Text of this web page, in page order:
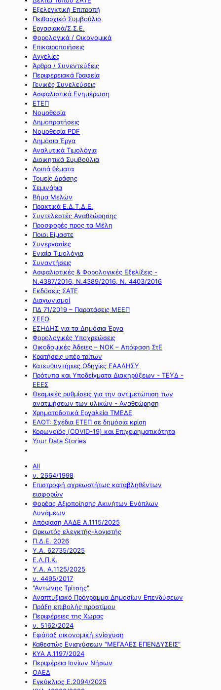
Εξελεγκτική Επιτροπή
Πειθαρχικό Συμβούλιο
Εργασιακά/Σ.Σ.Ε.
Φορολογικά / Οικονομικά
Επικαιροποιήσεις
Αγγελίες
Άρθρα / Συνεντεύξεις
Περιφερειακά Γραφεία
Γενικές Συνελεύσεις
Ασφαλιστικά Ενημέρωση
ΕΤΕΠ
Νομοθεσία
Δημοπρατήσεις
Νομοθεσία PDF
Δημόσια Έργα
Αναλυτικά Τιμολόγια
Διοικητικά Συμβούλια
Λοιπά θέματα
Τομείς Δράσης
Σεμινάρια
Βήμα Μελών
Πρακτικά Ε.Δ.Τ.Δ.Ε.
Συντελεστές Αναθεώρησης
Προσφορές προς τα Μέλη
Ποιοι Είμαστε
Συνεργασίες
Ενιαία Τιμολόγια
Συναντήσεις
Ασφαλιστικές & Φορολογικές Εξελίξεις -
Ν.4387/2016, Ν.4389/2016, Ν. 4403/2016
Εκδόσεις ΣΑΤΕ
Διαγωνισμοί
ΠΔ 71/2019 – Παρατάσεις ΜΕΕΠ
ΣΕΕΟ
ΕΣΗΔΗΣ για τα Δημόσια Έργα
Φορολογικές Υποχρεώσεις
Οικοδομικές Άδειες – ΝΟΚ – Απόφαση ΣτΕ
Κρατήσεις υπέρ τρίτων
Κατευθυντήριες Οδηγίες ΕΑΑΔΗΣΥ
Πρότυπα και Υποδείγματα Διακηρύξεων - ΤΕΥΔ -
ΕΕΕΣ
Θεσμικές ρυθμίσεις για την αντιμετώπιση των
ανατιμήσεων των υλικών - Αναθεώρηση
Χρηματοδοτικά Εργαλεία ΤΜΕΔΕ
ΕΛΟΤ: Σχέδια ΕΤΕΠ σε δημόσια κρίση
Κορωνοϊός (COVID-19) και Επιχειρηματικότητα
Your Data Stories
All
ν. 2664/1998
Επιστροφή αχρεωστήτως καταβληθέντων
εισφορών
Φορέας Αξιοποίησης Ακινήτων Ενόπλων
Δυνάμεων
Απόφαση ΑΑΔΕ Α.1115/2025
Ορκωτός ελεγκτής-λογιστής
Π.Δ.Ε. 2026
Υ.Α. 62735/2025
Ε.Λ.Π.Κ.
Υ.Α. Α.1125/2025
ν. 4495/2017
"Αντώνης Τρίτσης"
Αναπτυξιακό Πρόγραμμα Δημοσίων Επενδύσεων
Πράξη επιβολής προστίμου
Περιφέρειες της Χώρας
ν. 5162/2024
Εφάπαξ οικονομική ενίσχυση
Καθεστώς Ενισχύσεων “ΜΕΓΑΛΕΣ ΕΠΕΝΔΥΣΕΙΣ”
ΚΥΑ Α.1197/2024
Περιφέρεια Ιονίων Νήσων
ΟΑΕΔ
Εγκύκλιος Ε.2094/2025